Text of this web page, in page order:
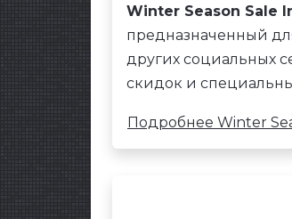
Winter Season Sale
предназначенный
других социальных
скидок и
Подробнее Winter